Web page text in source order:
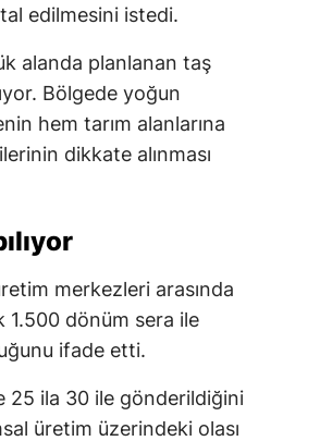
edilmesini istedi.
alanda planlanan taş
Bölgede yoğun
hem tarım alanlarına
dikkate alınması
merkezleri arasında
1.500 dönüm sera ile
ifade etti.
25 ila 30 ile gönderildiğini
üretim üzerindeki olası